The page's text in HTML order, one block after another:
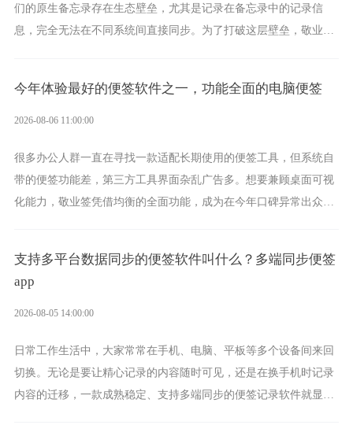
们的原生备忘录存在生态壁垒，尤其是记录在备忘录中的记录信
息，完全无法在不同系统间直接同步。为了打破这层壁垒，敬业签
今年体验最好的便签软件之一，功能全面的电脑便签
2026-08-06 11:00:00
很多办公人群一直在寻找一款适配长期使用的便签工具，但系统自
带的便签功能差，第三方工具界面杂乱广告多。想要兼顾桌面可视
化能力，敬业签凭借均衡的全面功能，成为在今年口碑异常出众的
支持多平台数据同步的便签软件叫什么？多端同步便签
app
2026-08-05 14:00:00
日常工作生活中，大家常常在手机、电脑、平板等多个设备间来回
切换。无论是要让精心记录的内容随时可见，还是在换手机时记录
内容的迁移，一款成熟稳定、支持多端同步的便签记录软件就显得